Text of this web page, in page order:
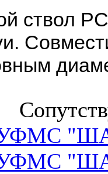
ствол
УФМС
УФМС